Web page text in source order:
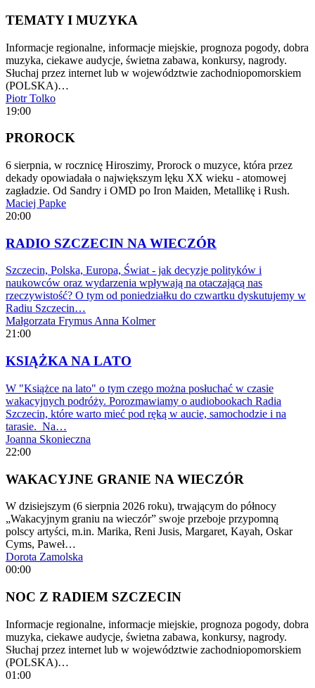
TEMATY I MUZYKA
Informacje regionalne, informacje miejskie, prognoza pogody, dobra
muzyka, ciekawe audycje, świetna zabawa, konkursy, nagrody.
Słuchaj przez internet lub w województwie zachodniopomorskiem
(POLSKA)…
Piotr Tolko
19:00
PROROCK
6 sierpnia, w rocznicę Hiroszimy, Prorock o muzyce, która przez
dekady opowiadała o największym lęku XX wieku - atomowej
zagładzie. Od Sandry i OMD po Iron Maiden, Metallikę i Rush.
Maciej Papke
20:00
RADIO SZCZECIN NA WIECZÓR
Szczecin, Polska, Europa, Świat - jak decyzje polityków i
naukowców oraz wydarzenia wpływają na otaczającą nas
rzeczywistość? O tym od poniedziałku do czwartku dyskutujemy w
Radiu Szczecin…
Małgorzata FrymusAnna Kolmer
21:00
KSIĄŻKA NA LATO
W "Książce na lato" o tym czego można posłuchać w czasie
wakacyjnych podróży. Porozmawiamy o audiobookach Radia
Szczecin, które warto mieć pod ręką w aucie, samochodzie i na
tarasie. Na…
Joanna Skonieczna
22:00
WAKACYJNE GRANIE NA WIECZÓR
W dzisiejszym (6 sierpnia 2026 roku), trwającym do północy
„Wakacyjnym graniu na wieczór” swoje przeboje przypomną
polscy artyści, m.in. Marika, Reni Jusis, Margaret, Kayah, Oskar
Cyms, Paweł…
Dorota Zamolska
00:00
NOC Z RADIEM SZCZECIN
Informacje regionalne, informacje miejskie, prognoza pogody, dobra
muzyka, ciekawe audycje, świetna zabawa, konkursy, nagrody.
Słuchaj przez internet lub w województwie zachodniopomorskiem
(POLSKA)…
01:00